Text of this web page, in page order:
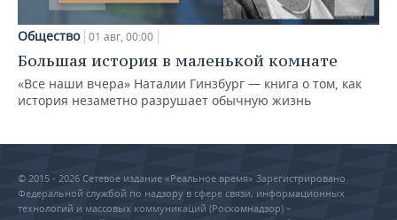
Общество 01 авг, 00:00
Большая история в маленькой комнате
«Все наши вчера» Наталии Гинзбург — книга о том, как
история незаметно разрушает обычную жизнь
© 2015 - 2026 Сетевое издание «Реальное время» Зарегистрировано
Федеральной службой по надзору в сфере связи, информационных
технологий и массовых коммуникаций (Роскомнадзор) –